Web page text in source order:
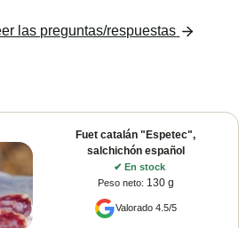
las preguntas/respuestas
Fuet catalán "Espetec",
salchichón español
✔ En stock
Peso neto: 130 g
Valorado 4.5/5